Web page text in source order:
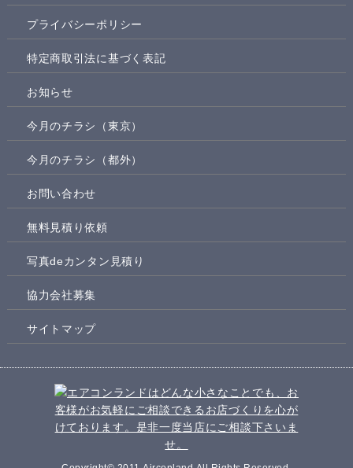
プライバシーポリシー
特定商取引法に基づく表記
お知らせ
今月のチラシ（東京）
今月のチラシ（都外）
お問い合わせ
無料見積り依頼
写真deカンタン見積り
協力会社募集
サイトマップ